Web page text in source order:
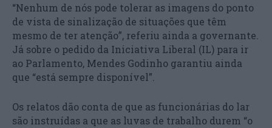
“Nenhum de nós pode tolerar as imagens do ponto
de vista de sinalização de situações que têm
mesmo de ter atenção”, referiu ainda a governante.
Já sobre o pedido da Iniciativa Liberal (IL) para ir
ao Parlamento, Mendes Godinho garantiu ainda
que “está sempre disponível”.
Os relatos dão conta de que as funcionárias do lar
são instruídas a que as luvas de trabalho durem “o